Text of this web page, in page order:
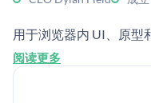
用于浏览器内 UI、原型
阅读更多